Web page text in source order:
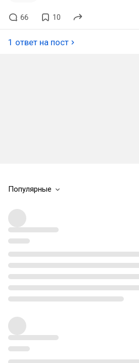
66 10
1 ответ на пост
Популярные